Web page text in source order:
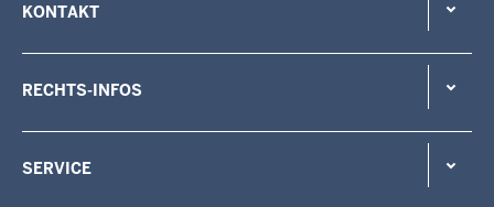
KONTAKT
RECHTS-INFOS
SERVICE